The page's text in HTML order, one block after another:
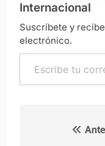
Internacional
Suscríbete y
electrónico.
Escribe tu correo